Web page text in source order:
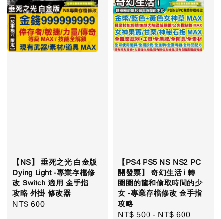
【NS】 垂死之光 白金版
Dying Light -專業存檔修
改 Switch 適用 金手指
攻略 外掛 修改器
Regular
NT$ 600
【PS4 PS5 NS NS2 PC
開發票】 奇幻生活 i 轉
圈圈的龍和偷取時間的少
女 -專業存檔修改 金手指
攻略
Regular
NT$ 500 - NT$ 600